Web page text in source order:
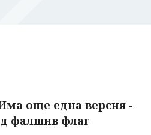
още една версия -
фалшив флаг